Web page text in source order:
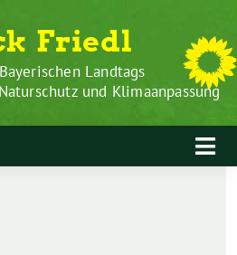
Friedl
Landtags
und Klimaanpassung